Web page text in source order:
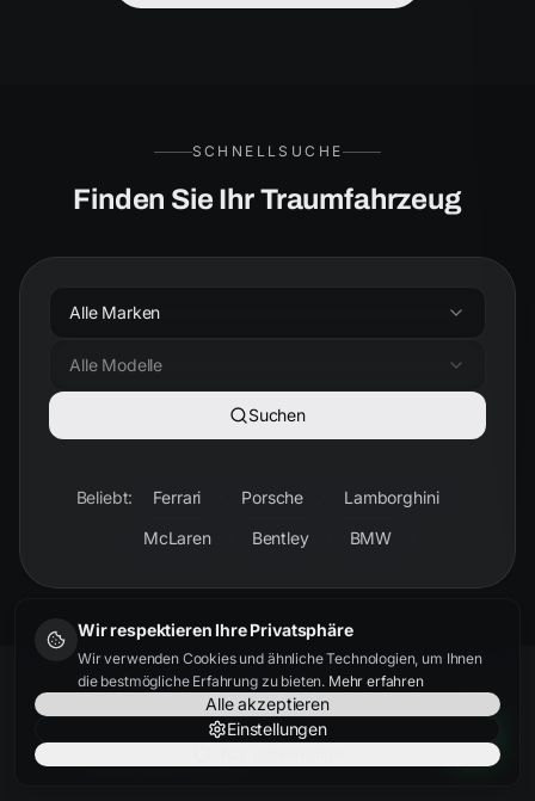
Wir respektieren Ihre Privatsphäre
Wir verwenden Cookies und ähnliche Technologien, um Ihnen
die bestmögliche Erfahrung zu bieten. Mehr erfahren
Alle akzeptieren
Einstellungen
SCHNELLSUCHE
Finden Sie Ihr Traumfahrzeug
Alle Marken
Alle Modelle
Suchen
Beliebt: Ferrari Porsche
Lamborghini
McLaren
Bentley BMW
KUNDENSTIMMEN